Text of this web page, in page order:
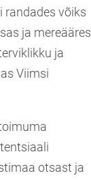
randades võiks
ja mereääres
ja
Viimsi
otsast ja